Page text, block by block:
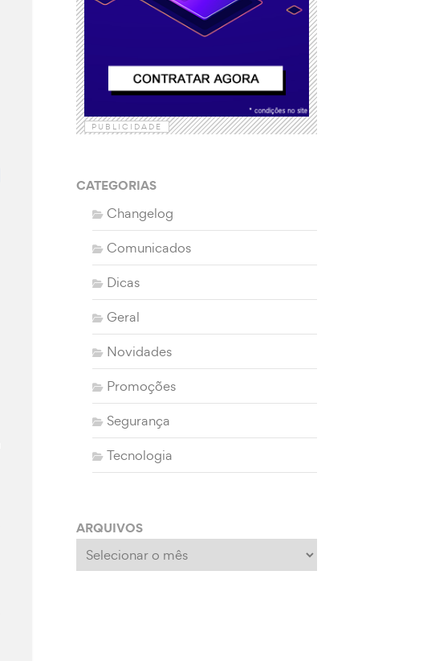
PUBLICIDADE
CATEGORIAS
Changelog
Comunicados
Dicas
Geral
Novidades
Promoções
Segurança
Tecnologia
ARQUIVOS
Arquivos